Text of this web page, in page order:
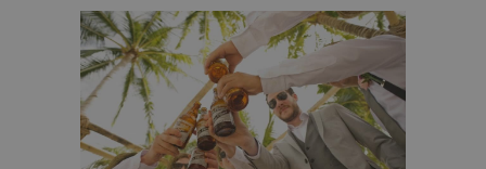
Lloret
de
Mar?